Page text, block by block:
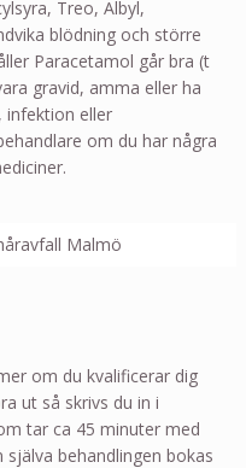
Treo, Albyl,
blödning och större
Paracetamol går bra (t
gravid, amma eller ha
infektion eller
om du har några
om du kvalificerar dig
ut så skrivs du in i
tar ca 45 minuter med
behandlingen bokas